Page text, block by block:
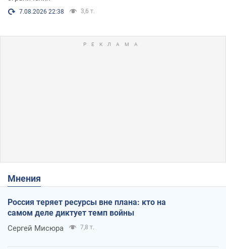
7.08.2026 22:38 3,6 т.
Мнения
Россия теряет ресурсы вне плана: кто на
самом деле диктует темп войны
Сергей Мисюра 7,8 т.